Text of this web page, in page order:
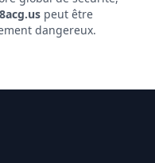
peut être
dangereux.